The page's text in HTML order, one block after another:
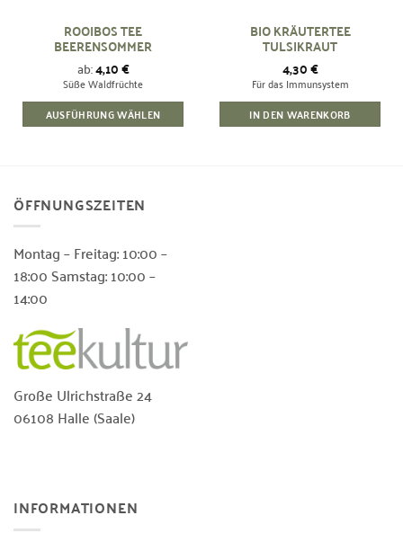
ROOIBOS TEE
BEERENSOMMER
ab:4,10€
Süße Waldfrüchte
AUSFÜHRUNG WÄHLEN
Dieses
Varianten
Die
Optionen
können
Produktseite
gewählt
BIO KRÄUTERTEE
TULSIKRAUT
4,30€
Für das Immunsystem
IN DEN WARENKORB
ÖFFNUNGSZEITEN
Montag – Freitag: 10:00 –
18:00 Samstag: 10:00 –
14:00
Große Ulrichstraße 24
06108 Halle (Saale)
INFORMATIONEN